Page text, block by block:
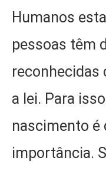
Humanos
pessoas têm
reconhecidas
a lei. Para
nascimento é
importância.